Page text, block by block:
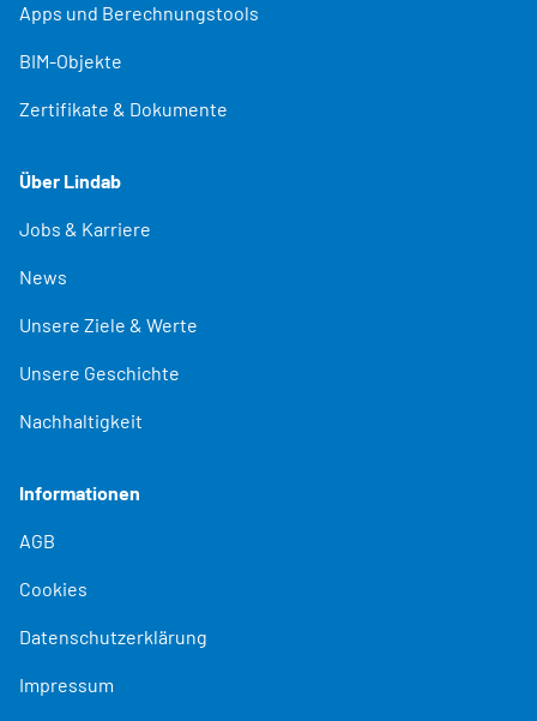
Apps und Berechnungstools
BIM-Objekte
Zertifikate & Dokumente
Über Lindab
Jobs & Karriere
News
Unsere Ziele & Werte
Unsere Geschichte
Nachhaltigkeit
Informationen
AGB
Cookies
Datenschutzerklärung
Impressum